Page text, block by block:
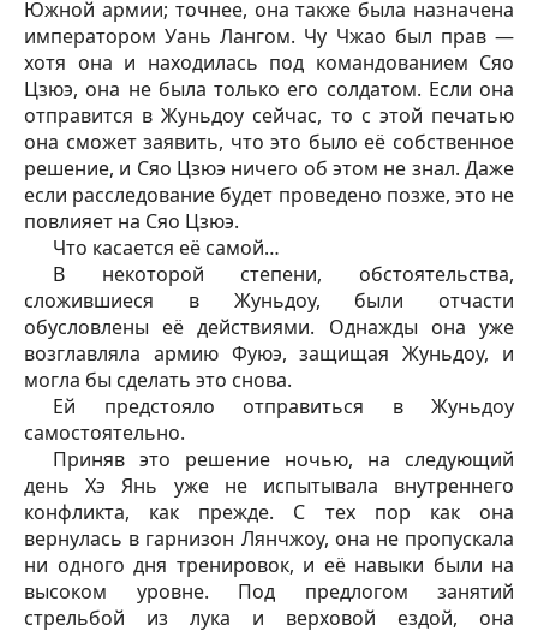
Южной армии; точнее, она также была назначена
императором Уань Лангом. Чу Чжао был прав —
хотя она и находилась под командованием Сяо
Цзюэ, она не была только его солдатом. Если она
отправится в Жуньдоу сейчас, то с этой печатью
она сможет заявить, что это было её собственное
решение, и Сяо Цзюэ ничего об этом не знал. Даже
если расследование будет проведено позже, это не
повлияет на Сяо Цзюэ.
Что касается её самой…
В некоторой степени, обстоятельства,
сложившиеся в Жуньдоу, были отчасти
обусловлены её действиями. Однажды она уже
возглавляла армию Фуюэ, защищая Жуньдоу, и
могла бы сделать это снова.
Ей предстояло отправиться в Жуньдоу
самостоятельно.
Приняв это решение ночью, на следующий
день Хэ Янь уже не испытывала внутреннего
конфликта, как прежде. С тех пор как она
вернулась в гарнизон Лянчжоу, она не пропускала
ни одного дня тренировок, и её навыки были на
высоком уровне. Под предлогом занятий
стрельбой из лука и верховой ездой, она